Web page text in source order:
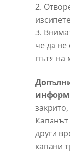
че да не
пътя на
други
капани